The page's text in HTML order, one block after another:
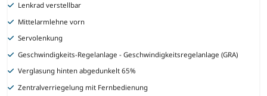
Lenkrad verstellbar
Mittelarmlehne vorn
Servolenkung
Geschwindigkeits-Regelanlage - Geschwindigkeitsregelanlage (GRA)
Verglasung hinten abgedunkelt 65%
Zentralverriegelung mit Fernbedienung